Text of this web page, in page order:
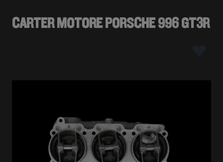
CARTER MOTORE PORSCHE 996 GT3R